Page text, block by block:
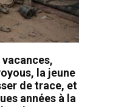
la jeune
de trace, et
années à la